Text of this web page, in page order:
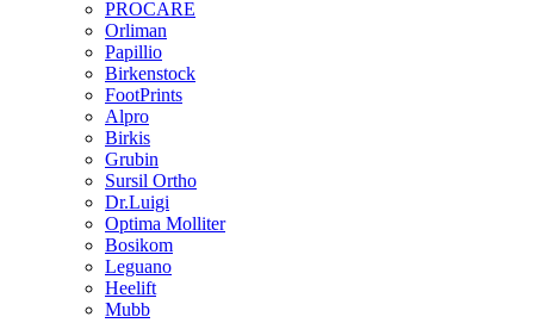
PROCARE
Orliman
Papillio
Birkenstock
FootPrints
Alpro
Birkis
Grubin
Sursil Ortho
Dr.Luigi
Optima Molliter
Bosikom
Leguano
Heelift
Mubb